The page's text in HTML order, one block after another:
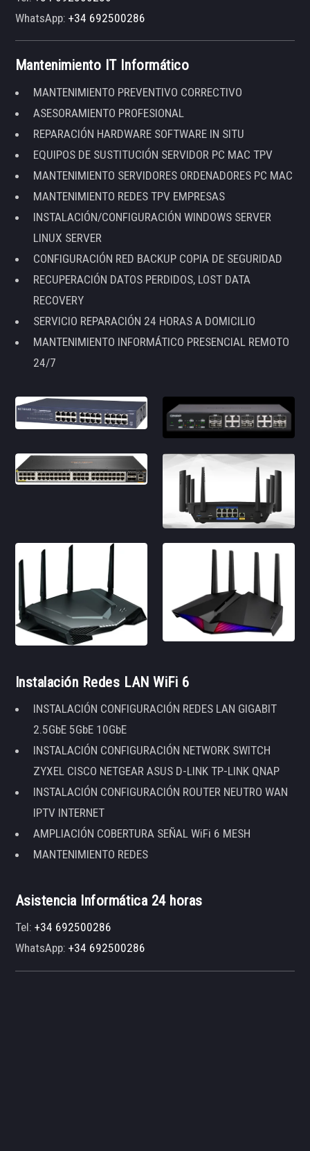
WhatsApp:+34 692500286
Mantenimiento IT Informático
MANTENIMIENTO PREVENTIVO CORRECTIVO
ASESORAMIENTO PROFESIONAL
REPARACIÓN HARDWARE SOFTWARE IN SITU
EQUIPOS DE SUSTITUCIÓN SERVIDOR PC MAC TPV
MANTENIMIENTO SERVIDORES ORDENADORES PC MAC
MANTENIMIENTO REDES TPV EMPRESAS
INSTALACIÓN/CONFIGURACIÓN WINDOWS SERVER
LINUX SERVER
CONFIGURACIÓN RED BACKUP COPIA DE SEGURIDAD
RECUPERACIÓN DATOS PERDIDOS, LOST DATA
RECOVERY
SERVICIO REPARACIÓN 24 HORAS A DOMICILIO
MANTENIMIENTO INFORMÁTICO PRESENCIAL REMOTO
24/7
Instalación Redes LAN WiFi 6
INSTALACIÓN CONFIGURACIÓN REDES LAN GIGABIT
2.5GbE 5GbE 10GbE
INSTALACIÓN CONFIGURACIÓN NETWORK SWITCH
ZYXEL CISCO NETGEAR ASUS D-LINK TP-LINK QNAP
INSTALACIÓN CONFIGURACIÓN ROUTER NEUTRO WAN
IPTV INTERNET
AMPLIACIÓN COBERTURA SEÑAL WiFi 6 MESH
MANTENIMIENTO REDES
Asistencia Informática 24 horas
Tel:+34 692500286
WhatsApp:+34 692500286